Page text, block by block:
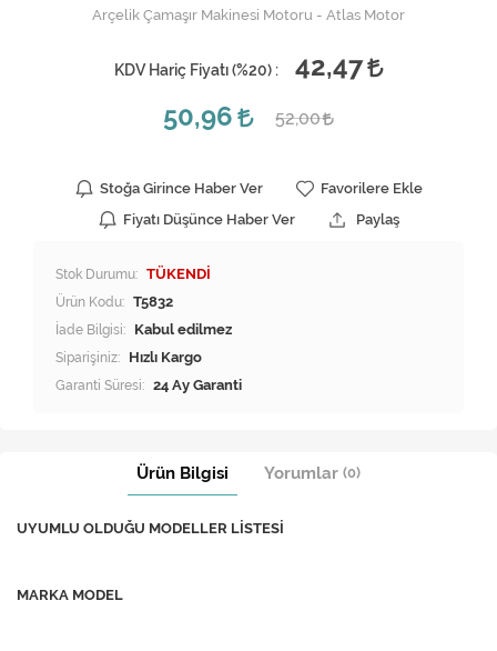
Arçelik Çamaşır Makinesi Motoru - Atlas Motor
KDV Hariç Fiyatı (%20) :
42,47
50,96
52,00
Stoğa Girince Haber Ver
Favorilere Ekle
Fiyatı Düşünce Haber Ver
Paylaş
Stok Durumu: TÜKENDİ
Ürün Kodu: T5832
İade Bilgisi:
Siparişiniz: Hızlı Kargo
Garanti Süresi: 24 Ay Garanti
Ürün Bilgisi Yorumlar (0)
UYUMLU OLDUĞU MODELLER LİSTESİ
MARKA MODEL